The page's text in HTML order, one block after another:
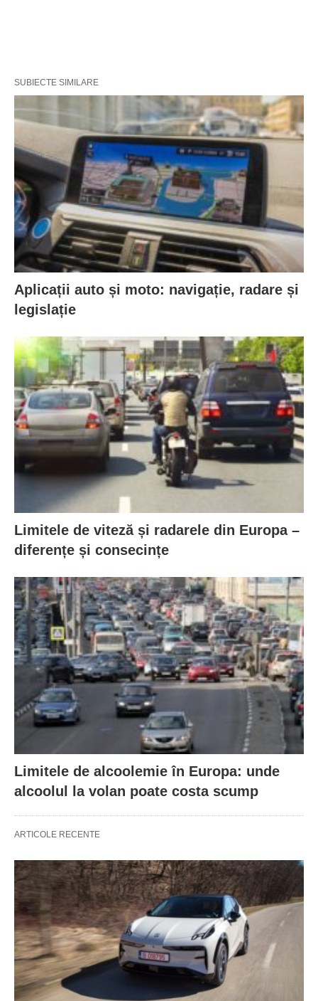
SUBIECTE SIMILARE
Aplicații auto și moto: navigație, radare și
legislație
Limitele de viteză și radarele din Europa –
diferențe și consecințe
Limitele de alcoolemie în Europa: unde
alcoolul la volan poate costa scump
ARTICOLE RECENTE